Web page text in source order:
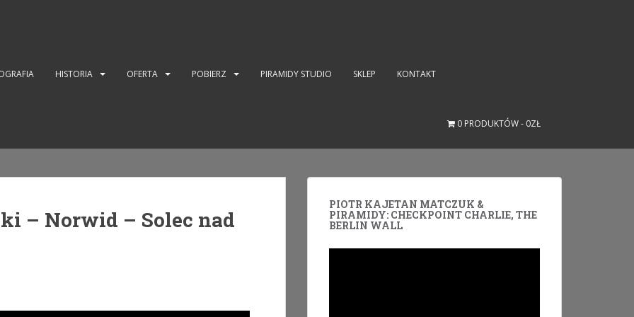
HISTORIA OFERTA POBIERZ PIRAMIDY STUDIO SKLEP KONTAKT
0 PRODUKTÓW 0ZŁ
– Norwid – Solec nad
PIOTR KAJETAN MATCZUK &
PIRAMIDY: CHECKPOINT CHARLIE, THE
BERLIN WALL